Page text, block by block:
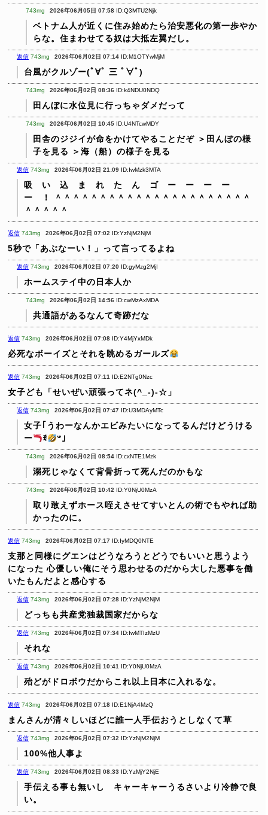
743mg 2026年06月05日 07:58 ID:Q3MTU2Njk
ベトナム人が近くに住み始めたら治安悪化の第一歩やか
らな。住まわせてる奴は大抵左翼だし。
返信 743mg 2026年06月02日 07:14 ID:M1OTYwMjM
台風がクルゾー(ﾟ∀ﾟ 三 ﾟ∀ﾟ)
743mg 2026年06月02日 08:36 ID:k4NDU0NDQ
田んぼに水位見に行っちゃダメだって
743mg 2026年06月02日 10:45 ID:U4NTcwMDY
田舎のジジイが命をかけてやることだぞ ＞田んぼの様
子を見る
＞海（船）の様子を見る
返信 743mg 2026年06月02日 21:09 ID:IwMzk3MTA
吸 い 込 ま れ た ん ゴ ー ー ー ー
ー ！
＾＾＾＾＾＾＾＾＾＾＾＾＾＾＾＾＾＾＾＾＾＾
＾＾＾＾＾
返信 743mg 2026年06月02日 07:02 ID:YzNjM2NjM
5秒で「あぶなーい！」って言ってるよね
返信 743mg 2026年06月02日 07:20 ID:gyMzg2MjI
ホームステイ中の日本人か
743mg 2026年06月02日 14:56 ID:cwMzAxMDA
共通語があるなんて奇跡だな
返信 743mg 2026年06月02日 07:08 ID:Y4MjYxMDk
必死なボーイズとそれを眺めるガールズ
返信 743mg 2026年06月02日 07:11 ID:E2NTg0Nzc
女子ども「せいぜい頑張ってネ(^_-)-☆」
返信 743mg 2026年06月02日 07:47 ID:U3MDAyMTc
女子｢うわーなんかエビみたいになってるんだけどうける
ー
ꉂ 𐤔｣
743mg 2026年06月02日 08:54 ID:cxNTE1Mzk
溺死じゃなくて背骨折って死んだのかもな
743mg 2026年06月02日 10:42 ID:Y0NjU0MzA
取り敢えずホース咥えさせてすいとんの術でもやれば助
かったのに。
返信 743mg 2026年06月02日 07:17 ID:IyMDQ0NTE
支那と同様にグエンはどうなろうとどうでもいいと思うよう
になった 心優しい俺にそう思わせるのだから大した悪事を働
いたもんだよと感心する
返信 743mg 2026年06月02日 07:28 ID:YzNjM2NjM
どっちも共産党独裁国家だからな
返信 743mg 2026年06月02日 07:34 ID:IwMTIzMzU
それな
返信 743mg 2026年06月02日 10:41 ID:Y0NjU0MzA
殆どがドロボウだからこれ以上日本に入れるな。
返信 743mg 2026年06月02日 07:18 ID:E1NjA4MzQ
まんさんが清々しいほどに誰一人手伝おうとしなくて草
返信 743mg 2026年06月02日 07:32 ID:YzNjM2NjM
100%他人事よ
返信 743mg 2026年06月02日 08:33 ID:YzMjY2NjE
手伝える事も無いし キャーキャーうるさいより冷静で良
い。